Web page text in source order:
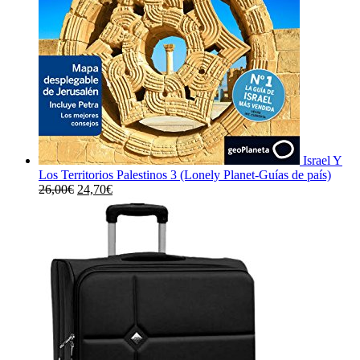
Israel Y
Los Territorios Palestinos 3 (Lonely Planet-Guías de país)
26,00€ El
original
24,70€El
precio
actual
24,70€.